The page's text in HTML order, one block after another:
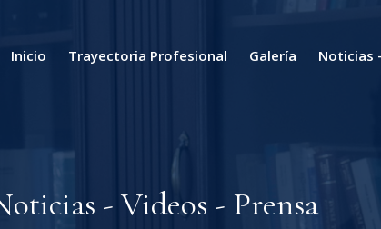
Inicio Trayectoria Profesional Galería Noticias
- Videos - Prensa